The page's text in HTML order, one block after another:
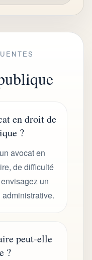
en droit de
?
avocat en
de difficulté
un
peut-elle
?